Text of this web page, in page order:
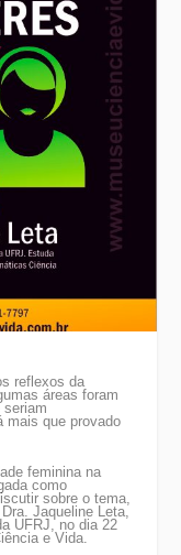
reflexos da
áreas foram
seriam
mais que provado
feminina na
como
sobre o tema,
Jaqueline Leta,
UFRJ, no dia 22
e Vida.